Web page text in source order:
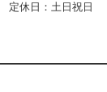
定休日：土日祝日